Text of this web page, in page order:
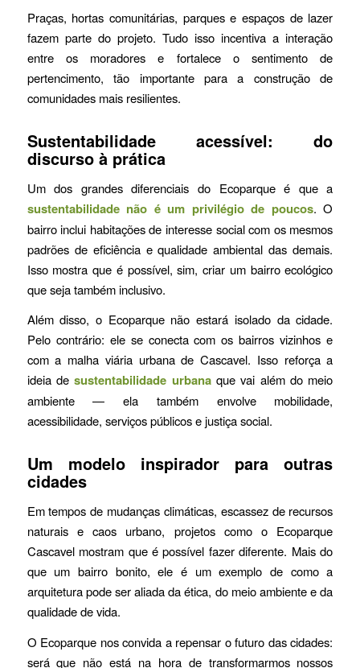
Praças, hortas comunitárias, parques e espaços de lazer
fazem parte do projeto. Tudo isso incentiva a interação
entre os moradores e fortalece o sentimento de
pertencimento, tão importante para a construção de
comunidades mais resilientes.
Sustentabilidade acessível: do
discurso à prática
Um dos grandes diferenciais do Ecoparque é que a
sustentabilidade não é um privilégio de poucos. O
bairro inclui habitações de interesse social com os mesmos
padrões de eficiência e qualidade ambiental das demais.
Isso mostra que é possível, sim, criar um bairro ecológico
que seja também inclusivo.
Além disso, o Ecoparque não estará isolado da cidade.
Pelo contrário: ele se conecta com os bairros vizinhos e
com a malha viária urbana de Cascavel. Isso reforça a
ideia desustentabilidade urbanaque vai além do meio
ambiente — ela também envolve mobilidade,
acessibilidade, serviços públicos e justiça social.
Um modelo inspirador para outras
cidades
Em tempos de mudanças climáticas, escassez de recursos
naturais e caos urbano, projetos como o Ecoparque
Cascavel mostram que é possível fazer diferente. Mais do
que um bairro bonito, ele é um exemplo de como a
arquitetura pode ser aliada da ética, do meio ambiente e da
qualidade de vida.
O Ecoparque nos convida a repensar o futuro das cidades:
será que não está na hora de transformarmos nossos